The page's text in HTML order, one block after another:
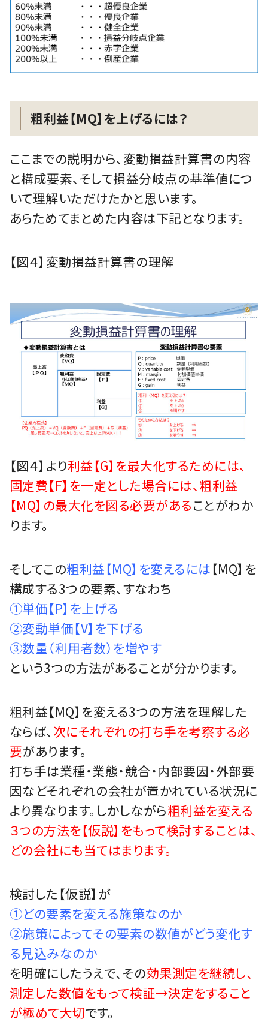
粗利益【MQ】を上げるには？
ここまでの説明から、変動損益計算書の内容
と構成要素、そして損益分岐点の基準値につ
いて理解いただけたかと思います。
あらためてまとめた内容は下記となります。
【図４】変動損益計算書の理解
【図４】より利益【G】を最大化するためには、
固定費【F】を一定とした場合には、粗利益
【MQ】の最大化を図る必要があることがわか
ります。
そしてこの粗利益【MQ】を変えるには 【MQ】を
構成する3つの要素、すなわち
①単価【P】を上げる
②変動単価【V】を下げる
③数量（利用者数）を増やす
という3つの方法があることが分かります。
粗利益【MQ】を変える3つの方法を理解した
ならば、 次にそれぞれの打ち手を考察する必
要があります。
打ち手は業種・業態・競合・内部要因・外部要
因などそれぞれの会社が置かれている状況に
より異なります。しかしながら粗利益を変える
３つの方法を【仮説】をもって検討することは、
どの会社にも当てはまります。
検討した【仮説】が
①どの要素を変える施策なのか
②施策によってその要素の数値がどう変化す
る見込みなのか
を明確にしたうえで、その効果測定を継続し、
測定した数値をもって検証→決定をすること
が極めて大切です。